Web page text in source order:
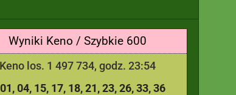
Wyniki Keno / Szybkie 600
Keno los. 1 497 734, godz. 23:54
01 04 15 17 18 21 23 26 33 36